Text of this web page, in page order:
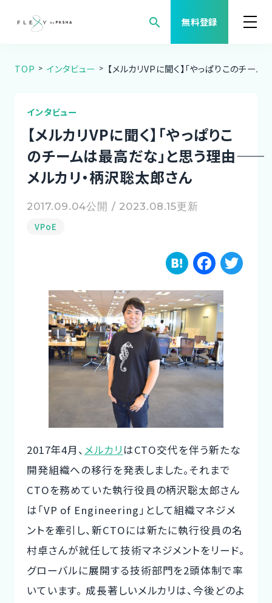
search 無料登録
案件検索
職種から案件を探す
FLEXYについて
よくある質問
福利厚生
コーディネーター紹介
イベント/マガジン
今すぐ無料で登録 ログイン
CTOイベント
CTO Event
TOP インタビュー 【メルカリVPに聞く】「やっぱりこのチー
インタビュー
【メルカリVPに聞く】「やっぱりこ
のチームは最高だな」と思う理由――
メルカリ・柄沢聡太郎さん
2017.09.04公開 / 2023.08.15更新
VPoE
H
a
te
n
a
F
a
c
e
b
o
o
k
2017年4月、 メルカリ はCTO交代を伴う新たな
開発組織への移行を発表しました。それまで
CTOを務めていた執行役員の柄沢聡太郎さん
は「VP of Engineering」として組織マネジメ
ントを牽引し、新CTOには新たに執行役員の名
村卓さんが就任して技術マネジメントをリード。
グローバルに展開する技術部門を2頭体制で率
いています。 成長著しいメルカリは、今後どのよ